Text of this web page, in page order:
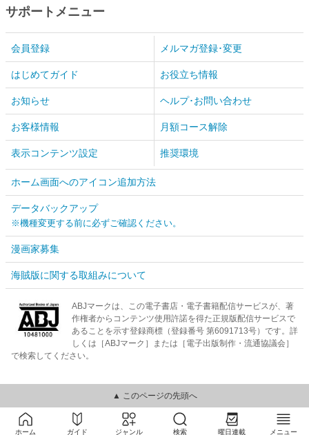
サポートメニュー
会員登録 メルマガ登録･変更
はじめてガイド お役立ち情報
お知らせ ヘルプ･お問い合わせ
お客様情報 月額コース解除
表示コンテンツ設定 推奨環境
ホーム画面へのアイコン追加方法
データバックアップ
※機種変更する前に必ずご確認ください。
漫画家募集
海賊版に関する取組みについて
ABJマークは、この電子書店・電子書籍配信サービスが、著
作権者からコンテンツ使用許諾を得た正規版配信サービスで
あることを示す登録商標（登録番号 第6091713号）です。詳
しくは［ABJマーク］または［電子出版制作・流通協議会］
で検索してください。
▲ このページの先頭へ
ホーム ガイド ジャンル 検索 曜日連載 メニュー